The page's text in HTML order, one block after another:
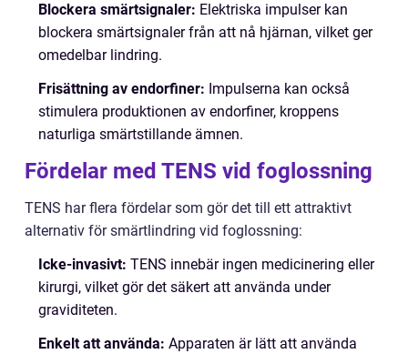
Blockera smärtsignaler: Elektriska impulser kan
blockera smärtsignaler från att nå hjärnan, vilket ger
omedelbar lindring.
Frisättning av endorfiner: Impulserna kan också
stimulera produktionen av endorfiner, kroppens
naturliga smärtstillande ämnen.
Fördelar med TENS vid foglossning
TENS har flera fördelar som gör det till ett attraktivt
alternativ för smärtlindring vid foglossning:
Icke-invasivt: TENS innebär ingen medicinering eller
kirurgi, vilket gör det säkert att använda under
graviditeten.
Enkelt att använda: Apparaten är lätt att använda